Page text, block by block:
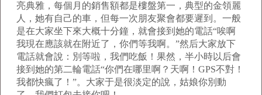
亮典雅，每個月的銷售額都是樓盤第一，典型的金領麗
人，她有自己的車，但每一次朋友聚會都要遲到。一般
是在大家坐下來大概十分鐘，就會接到她的電話“唉啊
我現在應該就在附近了，你們等我啊。”然后大家放下
電話就會說：別等啦，我們吃飯！果然，半小時以后會
接到她的第二輪電話“你們在哪里啊？天啊！GPS不對！
我都快瘋了！”。大家于是很淡定的說，姑娘你別動